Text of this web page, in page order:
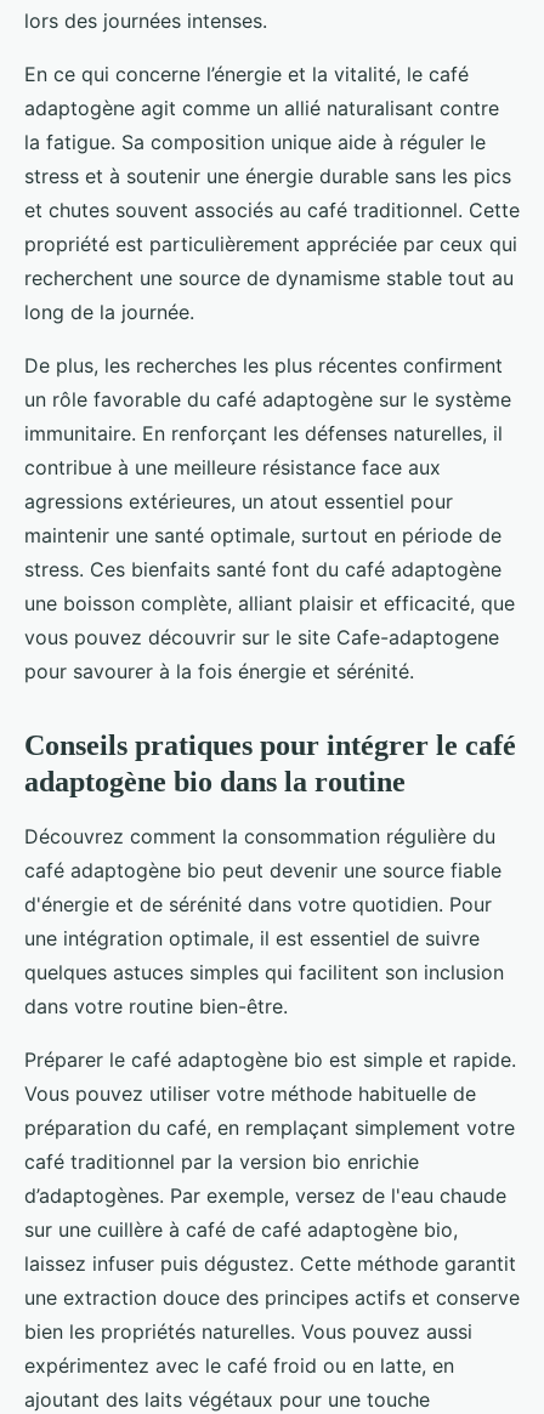
lors des journées intenses.
En ce qui concerne l’énergie et la vitalité, le café
adaptogène agit comme un allié naturalisant contre
la fatigue. Sa composition unique aide à réguler le
stress et à soutenir une énergie durable sans les pics
et chutes souvent associés au café traditionnel. Cette
propriété est particulièrement appréciée par ceux qui
recherchent une source de dynamisme stable tout au
long de la journée.
De plus, les recherches les plus récentes confirment
un rôle favorable du café adaptogène sur le système
immunitaire. En renforçant les défenses naturelles, il
contribue à une meilleure résistance face aux
agressions extérieures, un atout essentiel pour
maintenir une santé optimale, surtout en période de
stress. Ces bienfaits santé font du café adaptogène
une boisson complète, alliant plaisir et efficacité, que
vous pouvez découvrir sur le site Cafe-adaptogene
pour savourer à la fois énergie et sérénité.
Conseils pratiques pour intégrer le café
adaptogène bio dans la routine
Découvrez comment la consommation régulière du
café adaptogène bio peut devenir une source fiable
d'énergie et de sérénité dans votre quotidien. Pour
une intégration optimale, il est essentiel de suivre
quelques astuces simples qui facilitent son inclusion
dans votre routine bien-être.
Préparer le café adaptogène bio est simple et rapide.
Vous pouvez utiliser votre méthode habituelle de
préparation du café, en remplaçant simplement votre
café traditionnel par la version bio enrichie
d’adaptogènes. Par exemple, versez de l'eau chaude
sur une cuillère à café de café adaptogène bio,
laissez infuser puis dégustez. Cette méthode garantit
une extraction douce des principes actifs et conserve
bien les propriétés naturelles. Vous pouvez aussi
expérimentez avec le café froid ou en latte, en
ajoutant des laits végétaux pour une touche